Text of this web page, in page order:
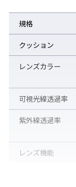
SRXシリーズの
ジュニアからマス
デル。
薄型でコンパクト
じにくいクッショ
されています。10
規格
クッション
レンズカラー
可視光線透過率
紫外線透過率
レンズ機能